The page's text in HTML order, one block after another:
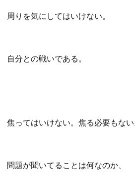
周りを気にしてはいけない。
自分との戦いである。
焦ってはいけない。焦る必要もない
問題が聞いてることは何なのか、